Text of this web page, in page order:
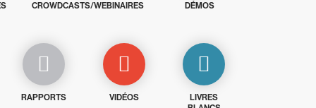
CROWDCASTS/WEBINAIRES DÉMOS
RAPPORTS VIDÉOS
LIVRES